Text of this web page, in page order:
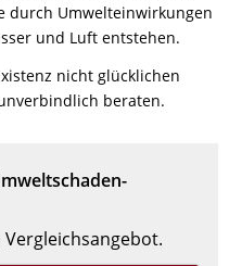
durch Umwelteinwirkungen
und Luft entstehen.
nicht glücklichen
beraten.